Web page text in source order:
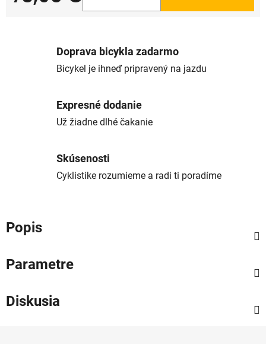
Jednotková cena:
Doprava bicykla zadarmo
Bicykel je ihneď pripravený na jazdu
Expresné dodanie
Už žiadne dlhé čakanie
Skúsenosti
Cyklistike rozumieme a radi ti poradíme
Popis
Parametre
Diskusia